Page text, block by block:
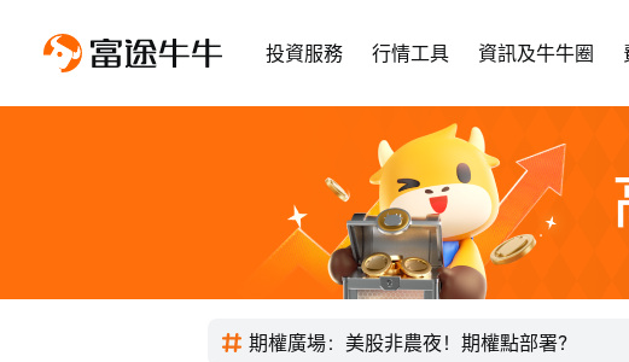
投資服務 行情工具 資訊及牛牛圈
期權廣場：美股非農夜！期權點部署？